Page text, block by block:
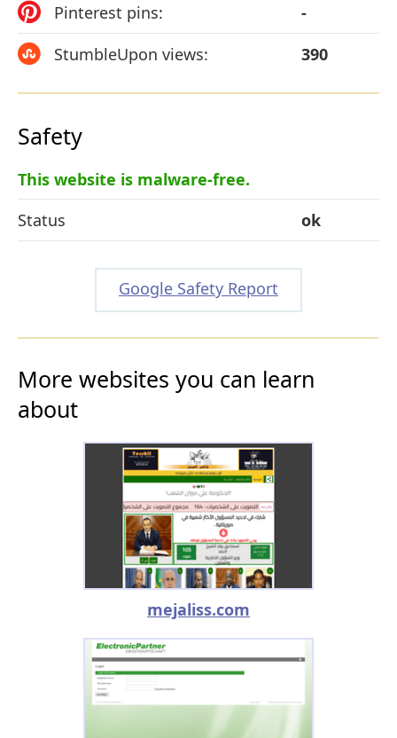
Pinterest pins:
-
StumbleUpon views:
390
Safety
This website is malware-free.
Status
ok
Google Safety Report
More websites you can learn
about
mejaliss.com